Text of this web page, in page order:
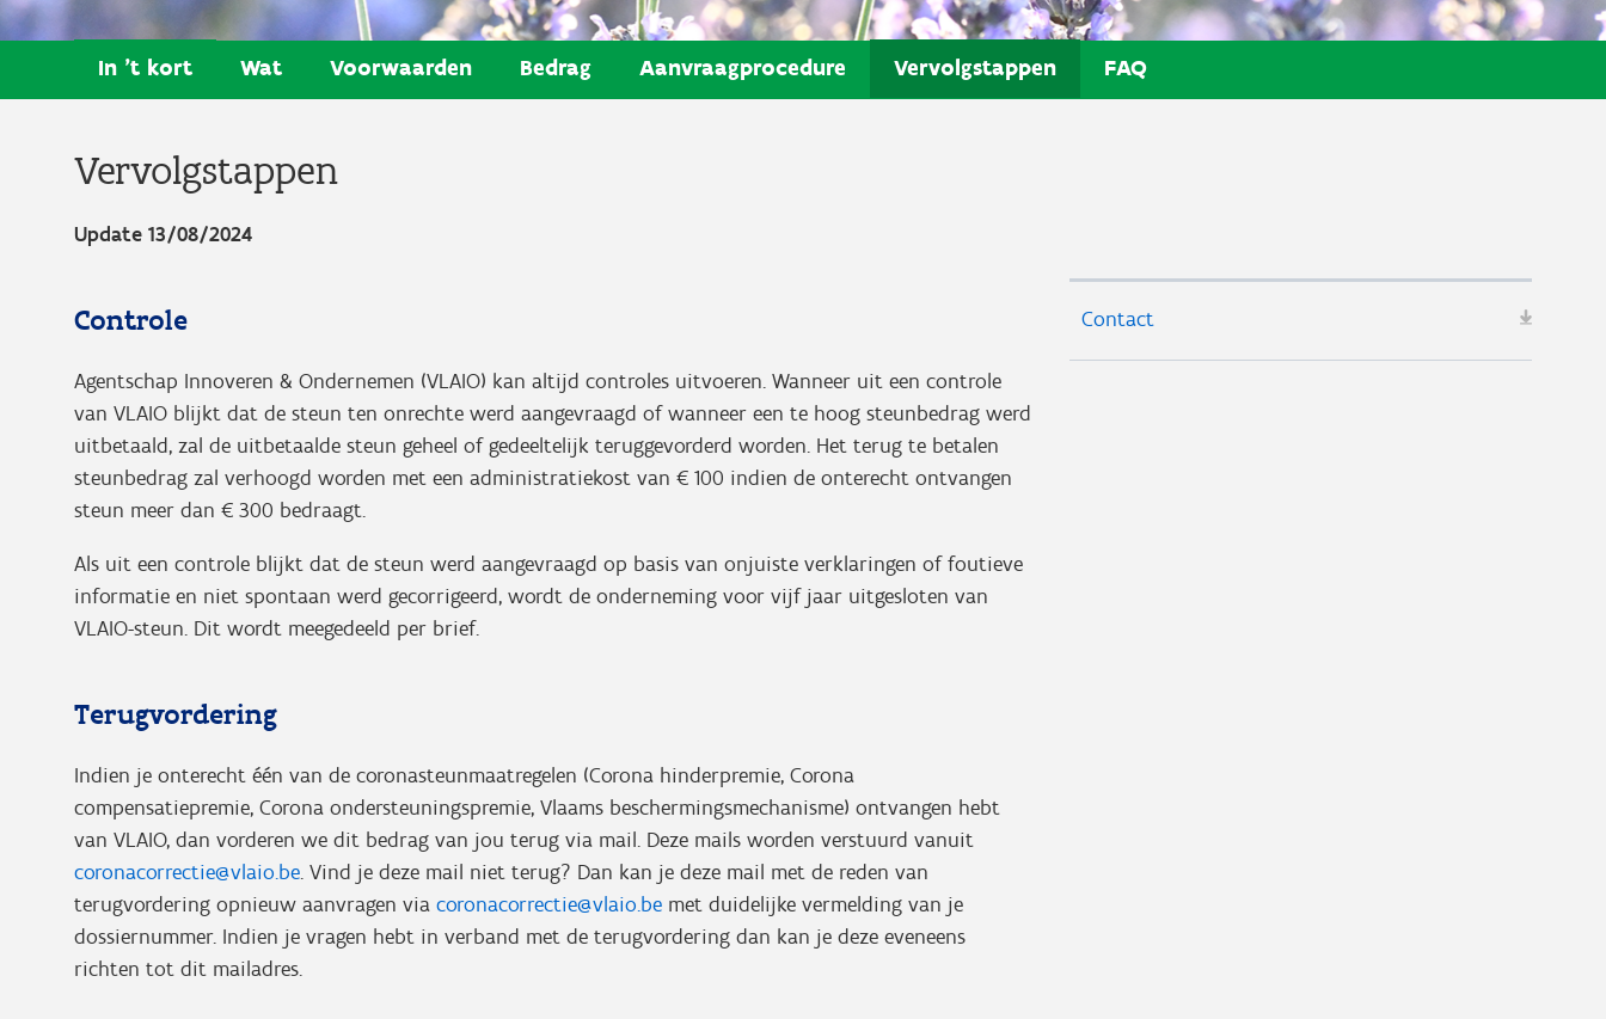
In 't kort Wat Voorwaarden Bedrag Aanvraagprocedure Vervolgstappen FAQ
Vervolgstappen
Update 13/08/2024
Controle
Agentschap Innoveren & Ondernemen (VLAIO) kan altijd controles uitvoeren. Wanneer uit een controle
van VLAIO blijkt dat de steun ten onrechte werd aangevraagd of wanneer een te hoog steunbedrag werd
uitbetaald, zal de uitbetaalde steun geheel of gedeeltelijk teruggevorderd worden. Het terug te betalen
steunbedrag zal verhoogd worden met een administratiekost van € 100 indien de onterecht ontvangen
steun meer dan € 300 bedraagt.
Als uit een controle blijkt dat de steun werd aangevraagd op basis van onjuiste verklaringen of foutieve
informatie en niet spontaan werd gecorrigeerd, wordt de onderneming voor vijf jaar uitgesloten van
VLAIO-steun. Dit wordt meegedeeld per brief.
Terugvordering
Indien je onterecht één van de coronasteunmaatregelen (Corona hinderpremie, Corona
compensatiepremie, Corona ondersteuningspremie, Vlaams beschermingsmechanisme) ontvangen hebt
van VLAIO, dan vorderen we dit bedrag van jou terug via mail. Deze mails worden verstuurd vanuit
coronacorrectie@vlaio.be. Vind je deze mail niet terug? Dan kan je deze mail met de reden van
terugvordering opnieuw aanvragen via coronacorrectie@vlaio.be met duidelijke vermelding van je
dossiernummer. Indien je vragen hebt in verband met de terugvordering dan kan je deze eveneens
richten tot dit mailadres.
Contact